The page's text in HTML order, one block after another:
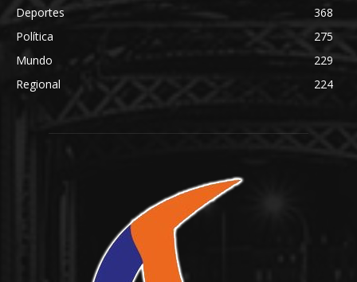
Deportes
368
Política
275
Mundo
229
Regional
224